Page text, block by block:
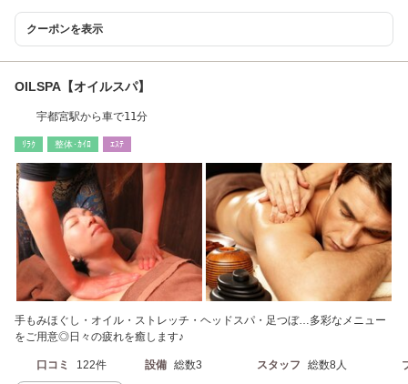
クーポンを表示
OILSPA【オイルスパ】
宇都宮駅から車で11分
ﾘﾗｸ 整体･ｶｲﾛ ｴｽﾃ
手もみほぐし・オイル・ストレッチ・ヘッドスパ・足つぼ…多彩なメニュー
をご用意◎日々の疲れを癒します♪
口コミ 122件 設備 総数3 スタッフ 総数8人